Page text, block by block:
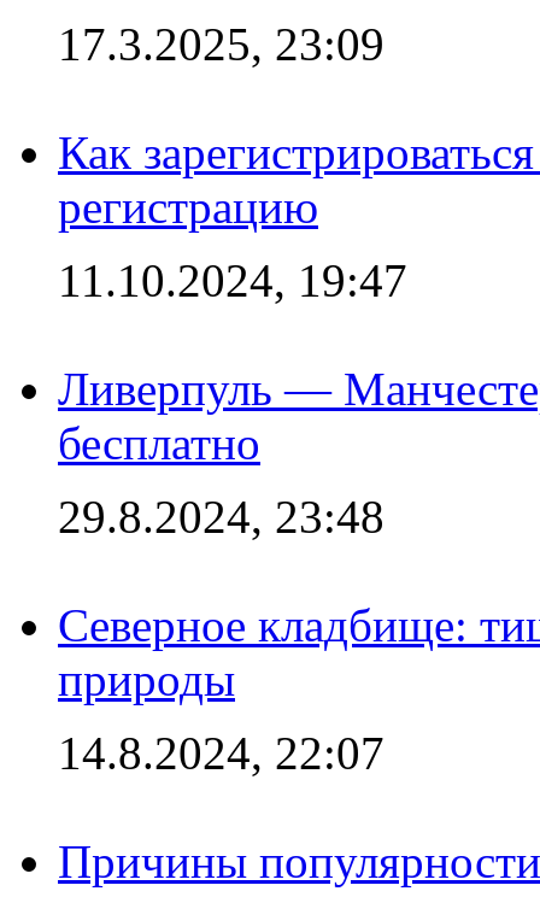
17.3.2025, 23:09
Как
регистрацию
11.10.2024, 19:47
Ливерпуль —
бесплатно
29.8.2024, 23:48
Северное кладбище:
природы
14.8.2024, 22:07
Причины